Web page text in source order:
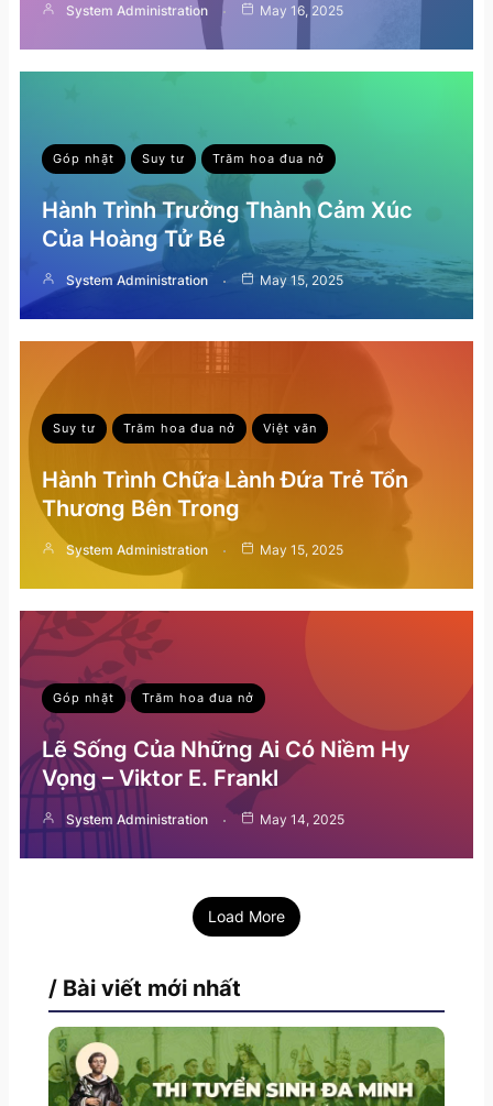
System Administration May 16, 2025
Góp nhặt Suy tư Trăm hoa đua nở
Hành Trình Trưởng Thành Cảm Xúc
Của Hoàng Tử Bé
System Administration May 15, 2025
Suy tư Trăm hoa đua nở Việt văn
Hành Trình Chữa Lành Đứa Trẻ Tổn
Thương Bên Trong
System Administration May 15, 2025
Góp nhặt Trăm hoa đua nở
Lẽ Sống Của Những Ai Có Niềm Hy
Vọng – Viktor E. Frankl
System Administration May 14, 2025
Load More
/ Bài viết mới nhất